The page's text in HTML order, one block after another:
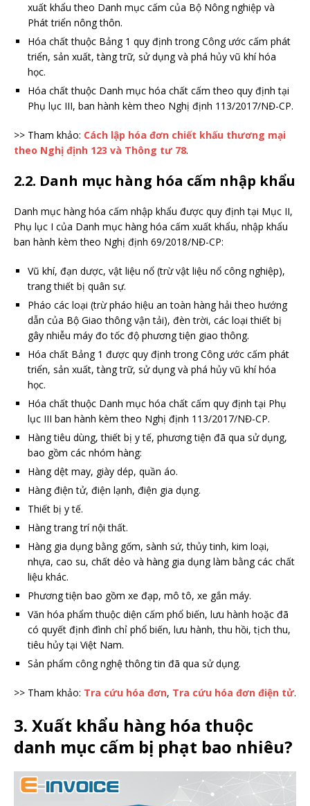
xuất khẩu theo Danh mục cấm của Bộ Nông nghiệp và
Phát triển nông thôn.
Hóa chất thuộc Bảng 1 quy định trong Công ước cấm phát
triển, sản xuất, tàng trữ, sử dụng và phá hủy vũ khí hóa
học.
Hóa chất thuộc Danh mục hóa chất cấm theo quy định tại
Phụ lục III, ban hành kèm theo Nghị định 113/2017/NĐ-CP.
>> Tham khảo: Cách lập hóa đơn chiết khấu thương mại
theo Nghị định 123 và Thông tư 78.
2.2. Danh mục hàng hóa cấm nhập khẩu
Danh mục hàng hóa cấm nhập khẩu được quy định tại Mục II,
Phụ lục I của Danh mục hàng hóa cấm xuất khẩu, nhập khẩu
ban hành kèm theo Nghị định 69/2018/NĐ-CP:
Vũ khí, đạn dược, vật liệu nổ (trừ vật liệu nổ công nghiệp),
trang thiết bị quân sự.
Pháo các loại (trừ pháo hiệu an toàn hàng hải theo hướng
dẫn của Bộ Giao thông vận tải), đèn trời, các loại thiết bị
gây nhiễu máy đo tốc độ phương tiện giao thông.
Hóa chất Bảng 1 được quy định trong Công ước cấm phát
triển, sản xuất, tàng trữ, sử dụng và phá hủy vũ khí hóa
học.
Hóa chất thuộc Danh mục hóa chất cấm quy định tại Phụ
lục III ban hành kèm theo Nghị định 113/2017/NĐ-CP.
Hàng tiêu dùng, thiết bị y tế, phương tiện đã qua sử dụng,
bao gồm các nhóm hàng:
Hàng dệt may, giày dép, quần áo.
Hàng điện tử, điện lạnh, điện gia dụng.
Thiết bị y tế.
Hàng trang trí nội thất.
Hàng gia dụng bằng gốm, sành sứ, thủy tinh, kim loại,
nhựa, cao su, chất dẻo và hàng gia dụng làm bằng các chất
liệu khác.
Phương tiện bao gồm xe đạp, mô tô, xe gắn máy.
Văn hóa phẩm thuộc diện cấm phổ biến, lưu hành hoặc đã
có quyết định đình chỉ phổ biến, lưu hành, thu hồi, tịch thu,
tiêu hủy tại Việt Nam.
Sản phẩm công nghệ thông tin đã qua sử dụng.
>> Tham khảo: Tra cứu hóa đơn, Tra cứu hóa đơn điện tử.
3. Xuất khẩu hàng hóa thuộc
danh mục cấm bị phạt bao nhiêu?